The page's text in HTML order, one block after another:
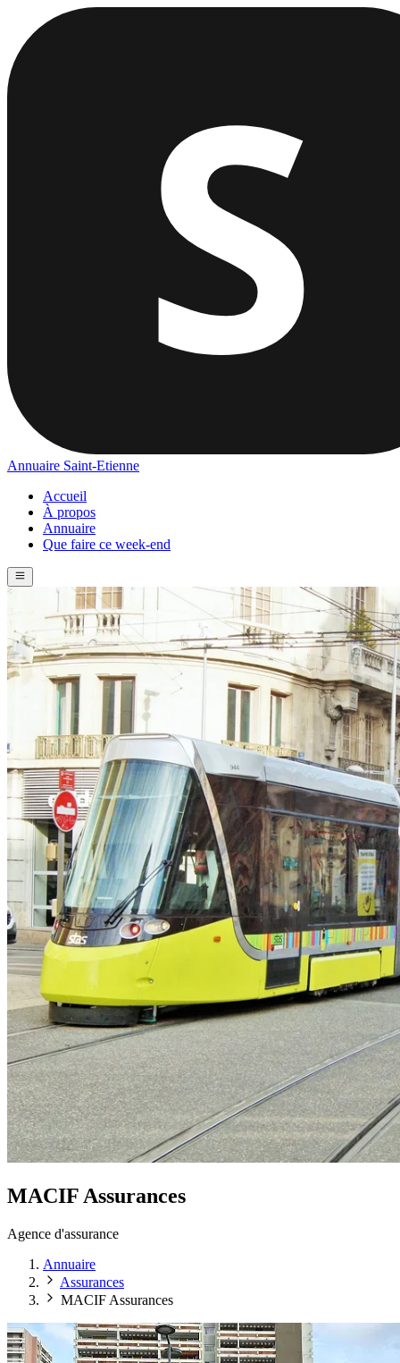
Annuaire Saint-Etienne
Accueil
À propos
Annuaire
Que faire ce week-end
MACIF Assurances
Agence d'assurance
Annuaire
Assurances
MACIF Assurances